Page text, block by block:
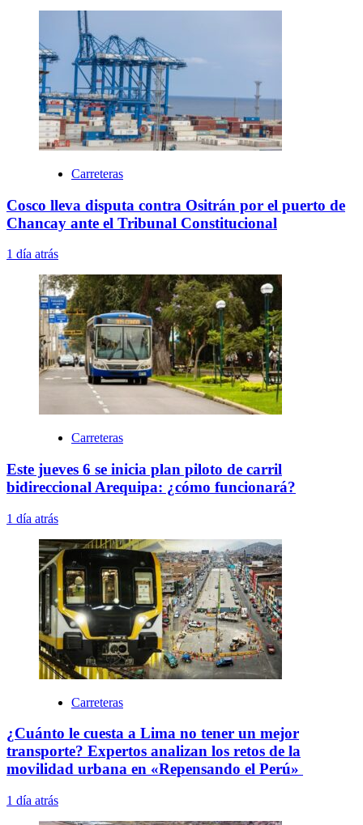
Carreteras
Cosco lleva disputa contra Ositrán por el puerto de
Chancay ante el Tribunal Constitucional
1 día atrás
Carreteras
Este jueves 6 se inicia plan piloto de carril
bidireccional Arequipa: ¿cómo funcionará?
1 día atrás
Carreteras
¿Cuánto le cuesta a Lima no tener un mejor
transporte? Expertos analizan los retos de la
movilidad urbana en «Repensando el Perú»
1 día atrás